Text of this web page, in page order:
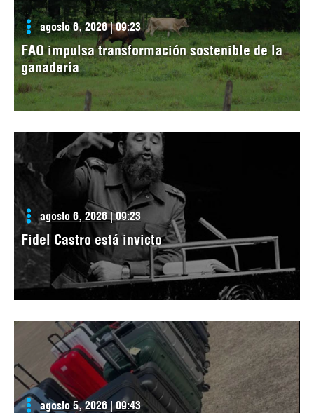
agosto 6, 2026 | 09:23
FAO impulsa transformación sostenible de la
ganadería
agosto 6, 2026 | 09:23
Fidel Castro está invicto
agosto 5, 2026 | 09:43